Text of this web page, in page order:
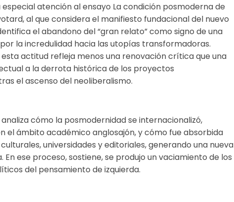
atención al ensayo La condición posmoderna de
al que considera el manifiesto fundacional del nuevo
el abandono del “gran relato” como signo de una
la incredulidad hacia las utopías transformadoras.
esta actitud refleja menos una renovación crítica que una
a la derrota histórica de los proyectos
el ascenso del neoliberalismo.
cómo la posmodernidad se internacionalizó,
el ámbito académico anglosajón, y cómo fue absorbida
universidades y editoriales, generando una nueva
En ese proceso, sostiene, se produjo un vaciamiento de los
del pensamiento de izquierda.